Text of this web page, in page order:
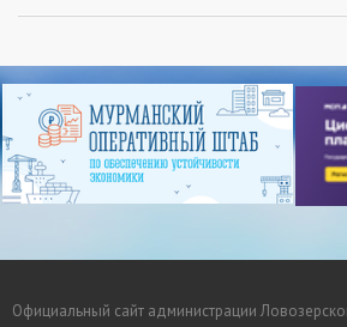
Официальный сайт администрации